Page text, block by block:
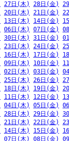
27日(木) 28日(金)
20日(木) 21日(金)
13日(木) 14日(金)
06日(木) 07日(金)
30日(木) 31日(金)
23日(木) 24日(金)
16日(木) 17日(金)
09日(木) 10日(金)
02日(木) 03日(金)
25日(木) 26日(金)
18日(木) 19日(金)
11日(木) 12日(金)
04日(木) 05日(金)
28日(木) 29日(金)
21日(木) 22日(金)
14日(木) 15日(金)
07日(木) 08日(金)